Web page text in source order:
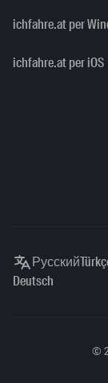
ichfahre.at per
ichfahre.at per iOS
Русский
Deutsch
©